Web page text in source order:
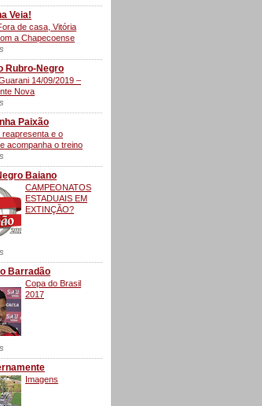
Veia!
de casa, Vitória
a Chapecoense
Rubro-Negro
14/09/2019 –
Nova
Paixão
reapresenta e o
acompanha o treino
Baiano
CAMPEONATOS
ESTADUAIS EM
EXTINÇÃO?
Barradão
Copa do Brasil
2017
Imagens